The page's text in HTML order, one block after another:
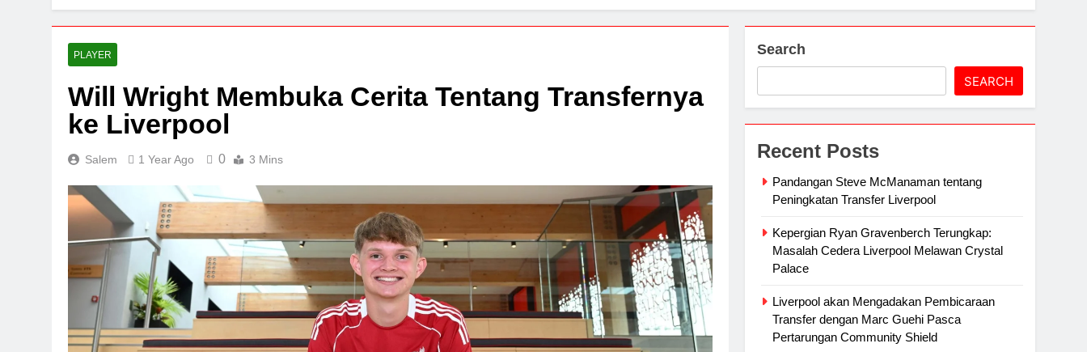
PLAYER
Will Wright Membuka Cerita Tentang Transfernya
ke Liverpool
Salem 1 Year Ago 0 3 Mins
Search
SEARCH
Recent Posts
Pandangan Steve McManaman tentang
Peningkatan Transfer Liverpool
Kepergian Ryan Gravenberch Terungkap:
Masalah Cedera Liverpool Melawan Crystal
Palace
Liverpool akan Mengadakan Pembicaraan
Transfer dengan Marc Guehi Pasca
Pertarungan Community Shield